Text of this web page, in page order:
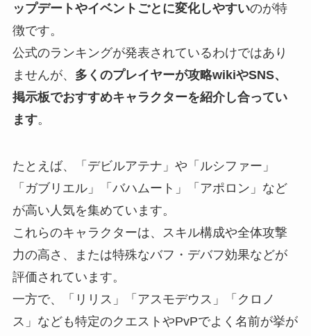
ップデートやイベントごとに変化しやすいのが特
徴です。
公式のランキングが発表されているわけではあり
ませんが、 多くのプレイヤーが攻略wikiやSNS、
掲示板でおすすめキャラクターを紹介し合ってい
ます。
たとえば、「デビルアテナ」や「ルシファー」
「ガブリエル」「バハムート」「アポロン」など
が高い人気を集めています。
これらのキャラクターは、スキル構成や全体攻撃
力の高さ、または特殊なバフ・デバフ効果などが
評価されています。
一方で、「リリス」「アスモデウス」「クロノ
ス」なども特定のクエストやPvPでよく名前が挙が